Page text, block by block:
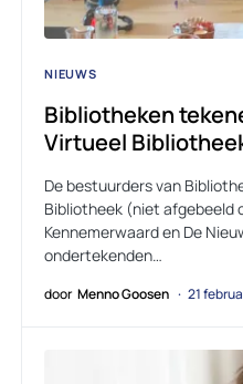
NIEUWS
Bibliotheken
Virtueel
De bestuurders van
Bibliotheek (niet afgebeeld
Kennemerwaard en De
ondertekenden…
door Menno Goosen 21